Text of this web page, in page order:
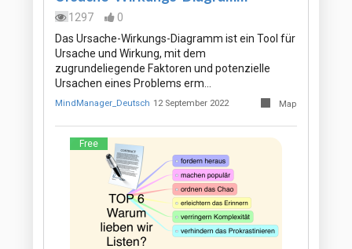
1297
0
Das Ursache-Wirkungs-Diagramm ist ein Tool für
Ursache und Wirkung, mit dem
zugrundeliegende Faktoren und potenzielle
Ursachen eines Problems erm…
MindManager_Deutsch 12 September 2022 Map
Free